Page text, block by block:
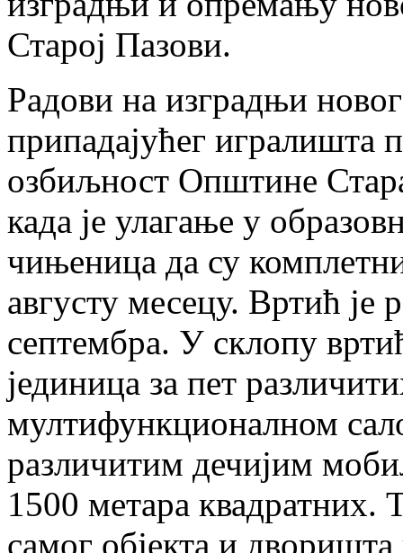
Старој Пазови.
Радови на изградњи
припадајућег игралишта
озбиљност Општине
када је улагање у
чињеница да су
августу месецу. Вртић је
септембра. У склопу
јединица за пет
мултифункционалном
различитим дечијим
1500 метара квадратних.
самог објекта и